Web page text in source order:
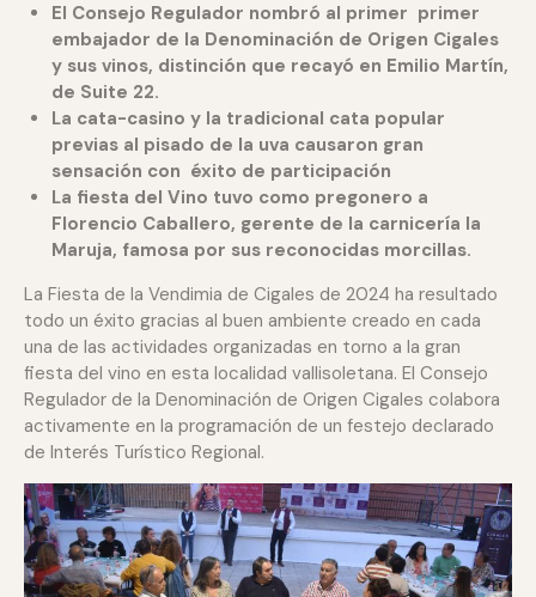
El Consejo Regulador nombró al primer primer
embajador de la Denominación de Origen Cigales
y sus vinos, distinción que recayó en Emilio Martín,
de Suite 22.
La cata-casino y la tradicional cata popular
previas al pisado de la uva causaron gran
sensación con éxito de participación
La fiesta del Vino tuvo como pregonero a
Florencio Caballero, gerente de la carnicería la
Maruja, famosa por sus reconocidas morcillas.
La Fiesta de la Vendimia de Cigales de 2024 ha resultado
todo un éxito gracias al buen ambiente creado en cada
una de las actividades organizadas en torno a la gran
fiesta del vino en esta localidad vallisoletana. El Consejo
Regulador de la Denominación de Origen Cigales colabora
activamente en la programación de un festejo declarado
de Interés Turístico Regional.